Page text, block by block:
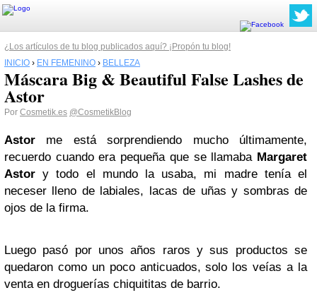
¿Los artículos de tu blog publicados aquí? ¡Propón tu blog!
INICIO › EN FEMENINO › BELLEZA
Máscara Big & Beautiful False Lashes de
Astor
Por Cosmetik.es @CosmetikBlog
Astor me está sorprendiendo mucho últimamente,
recuerdo cuando era pequeña que se llamaba Margaret
Astor y todo el mundo la usaba, mi madre tenía el
neceser lleno de labiales, lacas de uñas y sombras de
ojos de la firma.
Luego pasó por unos años raros y sus productos se
quedaron como un poco anticuados, solo los veías a la
venta en droguerías chiquititas de barrio.